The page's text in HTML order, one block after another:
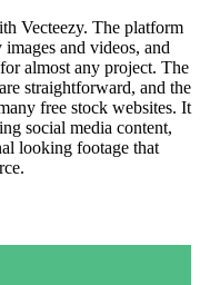
Vecteezy. The platform
and videos, and
almost any project. The
straightforward, and the
free stock websites. It
social media content,
looking footage that